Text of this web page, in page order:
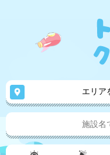
エリア